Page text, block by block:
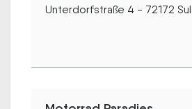
Unterdorfstraße 4 - 72172